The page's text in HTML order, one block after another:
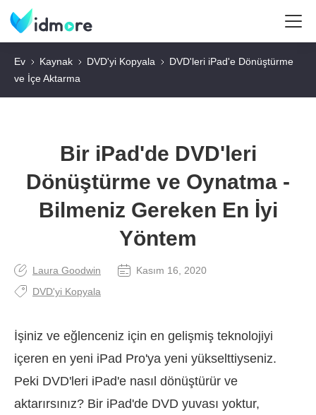
Ev Kaynak DVD'yi Kopyala
DVD'leri iPad'e Dönüştürme
ve İçe Aktarma
Bir iPad'de DVD'leri
Dönüştürme ve Oynatma -
Bilmeniz Gereken En İyi
Yöntem
Laura Goodwin
Kasım 16, 2020
DVD'yi Kopyala
İşiniz ve eğlenceniz için en gelişmiş teknolojiyi
içeren en yeni iPad Pro'ya yeni yükselttiyseniz.
Peki DVD'leri iPad'e nasıl dönüştürür ve
aktarırsınız? Bir iPad'de DVD yuvası yoktur,